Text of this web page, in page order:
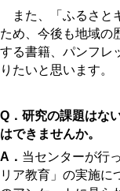
また、「ふるさと
ため、今後も地域の
する書籍、パンフレ
りたいと思います。
Q．研究の課題はな
はできませんか。
A． 当センターが行
リア教育」の実施に